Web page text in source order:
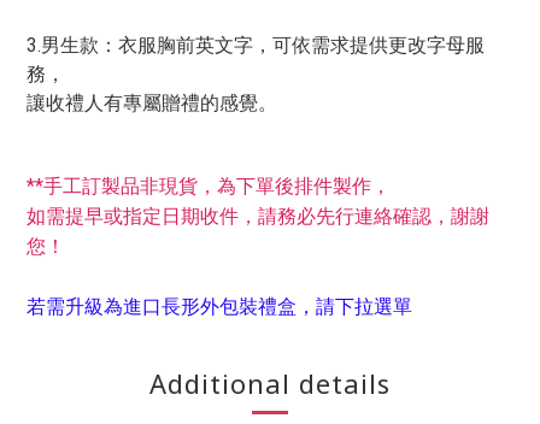
3.男生款：衣服胸前英文字，可依需求提供更改字母服
務，
讓收禮人有專屬贈禮的感覺。
**手工訂製品非現貨，為下單後排件製作，
如需提早或指定日期收件，請務必先行連絡確認，謝謝
您！
若需升級為進口長形外包裝禮盒，請下拉選單
Additional details